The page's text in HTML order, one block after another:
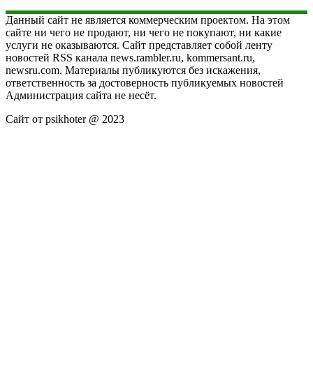
Данный сайт не является коммерческим проектом. На этом
сайте ни чего не продают, ни чего не покупают, ни какие
услуги не оказываются. Сайт представляет собой ленту
новостей RSS канала news.rambler.ru, kommersant.ru,
newsru.com. Материалы публикуются без искажения,
ответственность за достоверность публикуемых новостей
Администрация сайта не несёт.
Сайт от psikhoter @ 2023